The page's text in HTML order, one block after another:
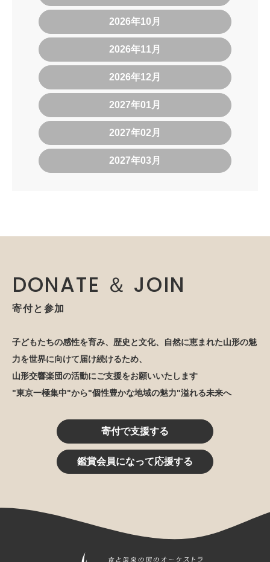
2026年10月
2026年11月
2026年12月
2027年01月
2027年02月
2027年03月
DONATE ＆ JOIN
寄付と参加
子どもたちの感性を育み、歴史と文化、自然に恵まれた山形の魅
力を世界に向けて届け続けるため、
山形交響楽団の活動にご支援をお願いいたします
"東京一極集中"から"個性豊かな地域の魅力"溢れる未来へ
寄付で支援する
鑑賞会員になって応援する